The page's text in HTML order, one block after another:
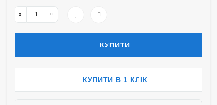
КУПИТИ
КУПИТИ В 1 КЛІК